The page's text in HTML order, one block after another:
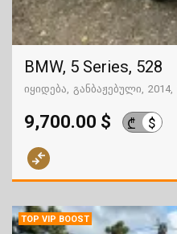
BMW, 5 Series, 528
იყიდება განბაჟებული 2014
9,700.00 $ ₾ $
TOP VIP BOOST